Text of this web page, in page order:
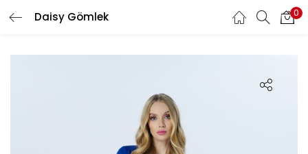
Daisy Gömlek 0